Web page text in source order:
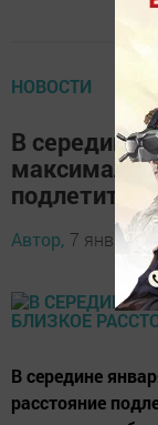
НОВОСТИ
В середине
подлетит
Автор, 7 января
В середине
расстояние